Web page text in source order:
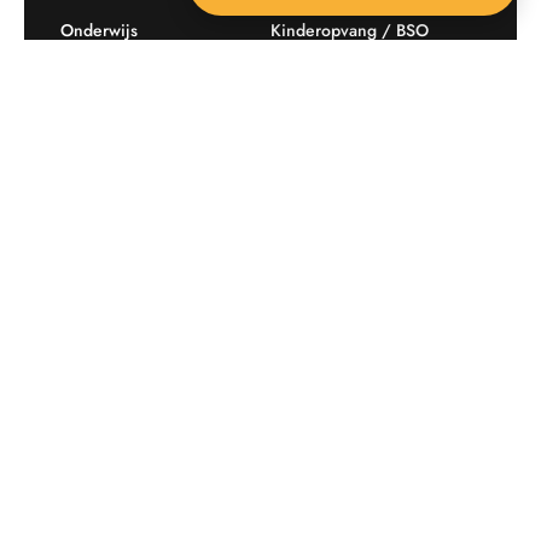
Onderwijs Kinderopvang / BSO